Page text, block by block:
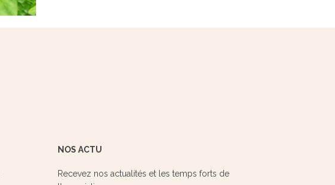
NOS ACTU
Recevez nos actualités et les temps forts de